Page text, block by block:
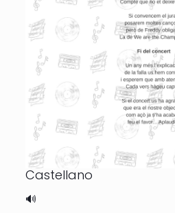
Castellano
🔊